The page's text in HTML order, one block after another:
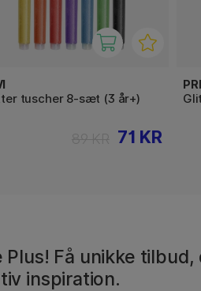
tuscher 8-sæt (3 år+)
71 KR
Få unikke tilbud,
inspiration.